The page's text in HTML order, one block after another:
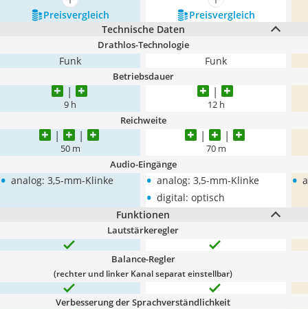
mehr anzeigen
mehr anzeigen
Preis­vergleich
Preis­vergleich
Technische Daten
Drathlos-Technologie
Funk Funk
Betriebsdauer
9 h 12 h
Reichweite
50 m 70 m
Audio-Eingänge
• analog: 3,5-mm-Klinke • analog: 3,5-mm-Klinke
• digital: optisch
•
Funktionen
Lautstärkeregler
Balance-Regler
(rechter und linker Kanal separat einstellbar)
Verbesserung der Sprachverständlichkeit